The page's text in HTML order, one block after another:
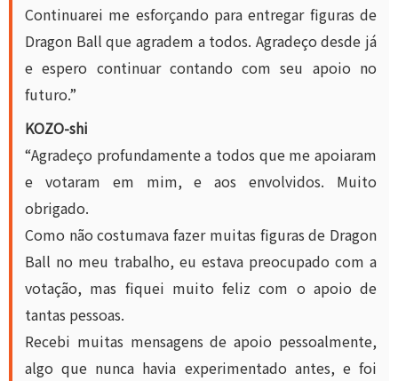
Continuarei me esforçando para entregar figuras de
Dragon Ball que agradem a todos. Agradeço desde já
e espero continuar contando com seu apoio no
futuro.”
KOZO-shi
“Agradeço profundamente a todos que me apoiaram
e votaram em mim, e aos envolvidos. Muito
obrigado.
Como não costumava fazer muitas figuras de Dragon
Ball no meu trabalho, eu estava preocupado com a
votação, mas fiquei muito feliz com o apoio de
tantas pessoas.
Recebi muitas mensagens de apoio pessoalmente,
algo que nunca havia experimentado antes, e foi